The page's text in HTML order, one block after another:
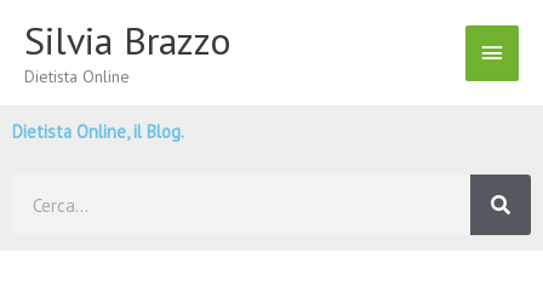
contenuto
Silvia Brazzo
Dietista Online
Menu
Dietista Online, il Blog.